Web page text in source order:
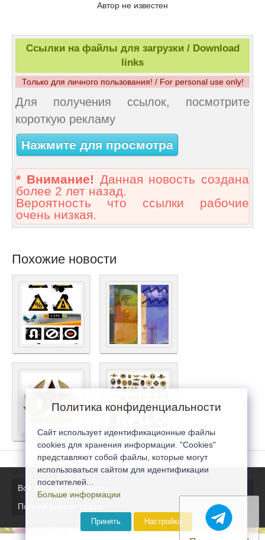
Автор не известен
Ссылки на файлы для загрузки / Download
links
Только для личного пользования! / For personal use only!
Для получения ссылок, посмотрите
короткую рекламу
Нажмите для просмотра
* Внимание! Данная новость создана
более 2 лет назад.
Вероятность что ссылки рабочие
очень низкая.
Похожие новости
Все последние новости
Полная версия сайта
Политика конфиденциальности
Сайт использует идентификационные файлы
cookies для хранения информации. "Cookies"
представляют собой файлы, которые могут
использоваться сайтом для идентификации
посетителей...
Больше информации
Принять Настройка